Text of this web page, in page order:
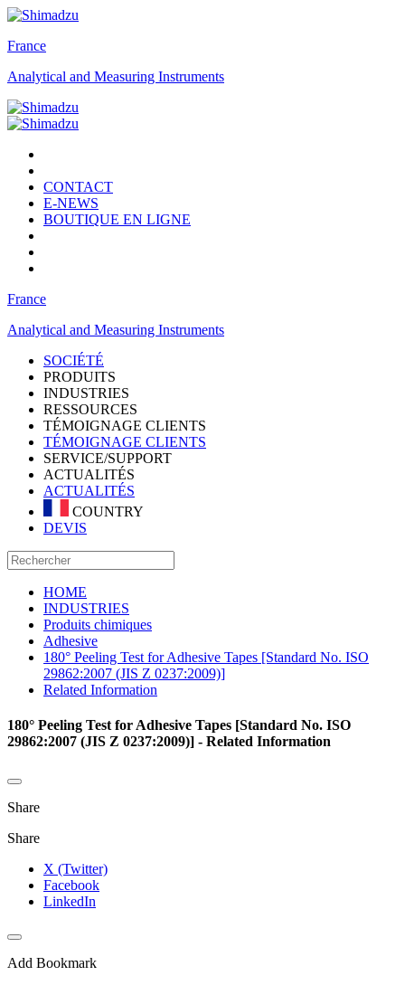
France
Analytical and Measuring Instruments
CONTACT
E-NEWS
BOUTIQUE EN LIGNE
France
Analytical and Measuring Instruments
SOCIÉTÉ
PRODUITS
INDUSTRIES
RESSOURCES
TÉMOIGNAGE CLIENTS
TÉMOIGNAGE CLIENTS
SERVICE/SUPPORT
ACTUALITÉS
ACTUALITÉS
COUNTRY
DEVIS
HOME
INDUSTRIES
Produits chimiques
Adhesive
180° Peeling Test for Adhesive Tapes [Standard No. ISO
29862:2007 (JIS Z 0237:2009)]
Related Information
180° Peeling Test for Adhesive Tapes [Standard No. ISO
29862:2007 (JIS Z 0237:2009)] - Related Information
Share
Share
X (Twitter)
Facebook
LinkedIn
Add Bookmark